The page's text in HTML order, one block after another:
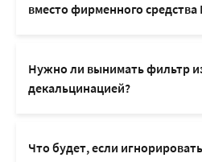
вместо фирменного средства
нерастворённые кристаллы
уплотнения и могут забивать
Нужно ли вынимать фильтр
декальцинацией?
инструкции. Раствор для
Что будет, если